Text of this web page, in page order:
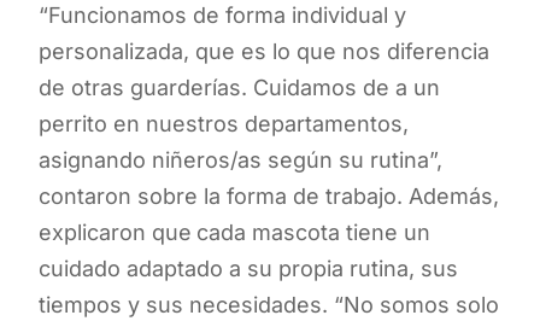
“Funcionamos de forma individual y
personalizada, que es lo que nos diferencia
de otras guarderías. Cuidamos de a un
perrito en nuestros departamentos,
asignando niñeros/as según su rutina”,
contaron sobre la forma de trabajo. Además,
explicaron que cada mascota tiene un
cuidado adaptado a su propia rutina, sus
tiempos y sus necesidades. “No somos solo